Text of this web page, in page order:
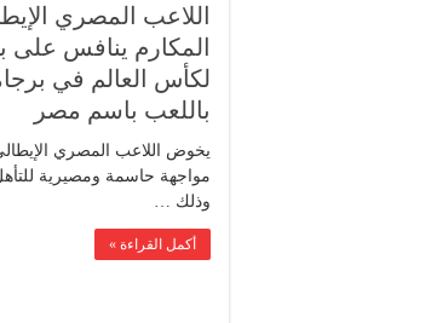
اللاعب المصري
المكارم ينافس على
لكأس العالم في
باللعب باسم مصر
يخوض اللاعب المصري
مواجهة حاسمة ومصيرية
وذلك …
أكمل القراءة »